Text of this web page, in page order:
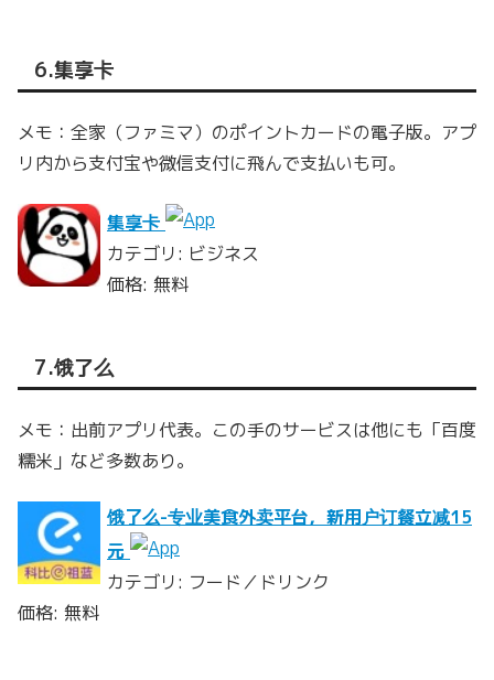
6.集享卡
メモ：全家（ファミマ）のポイントカードの電子版。アプ
リ内から支付宝や微信支付に飛んで支払いも可。
集享卡
カテゴリ: ビジネス
価格: 無料
7.饿了么
メモ：出前アプリ代表。この手のサービスは他にも「百度
糯米」など多数あり。
饿了么-专业美食外卖平台，新用户订餐立减15
元
カテゴリ: フード／ドリンク
価格: 無料